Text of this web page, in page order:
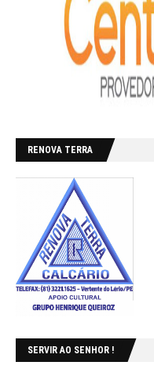
RENOVA TERRA
SERVIR AO SENHOR !